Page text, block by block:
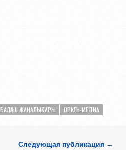
БАЛҚАШ ЖАҢАЛЫҚТАРЫ ОРКЕН-МЕДИА
Следующая публикация →